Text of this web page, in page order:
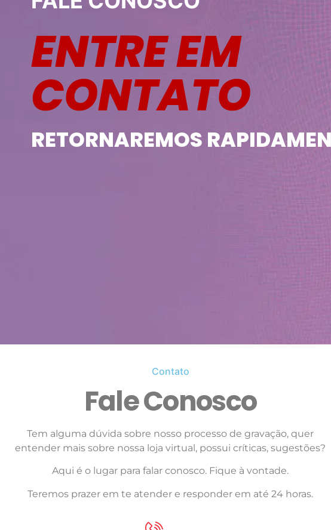
ENTRE EM
CONTATO
RETORNAREMOS
Contato
Fale Conosco
Tem alguma dúvida sobre nosso processo de gravação, quer
entender mais sobre nossa loja virtual, possui críticas, sugestões?
Aqui é o lugar para falar conosco. Fique à vontade.
Teremos prazer em te atender e responder em até 24 horas.